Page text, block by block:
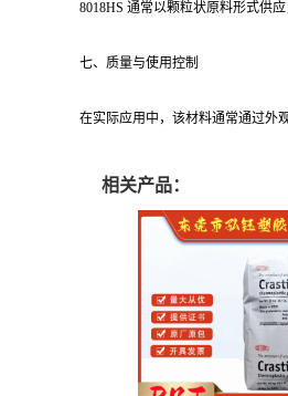
8018HS 通常以颗粒状原料形式供
七、质量与使用控制
在实际应用中，该材料通常通过外
相关产品：